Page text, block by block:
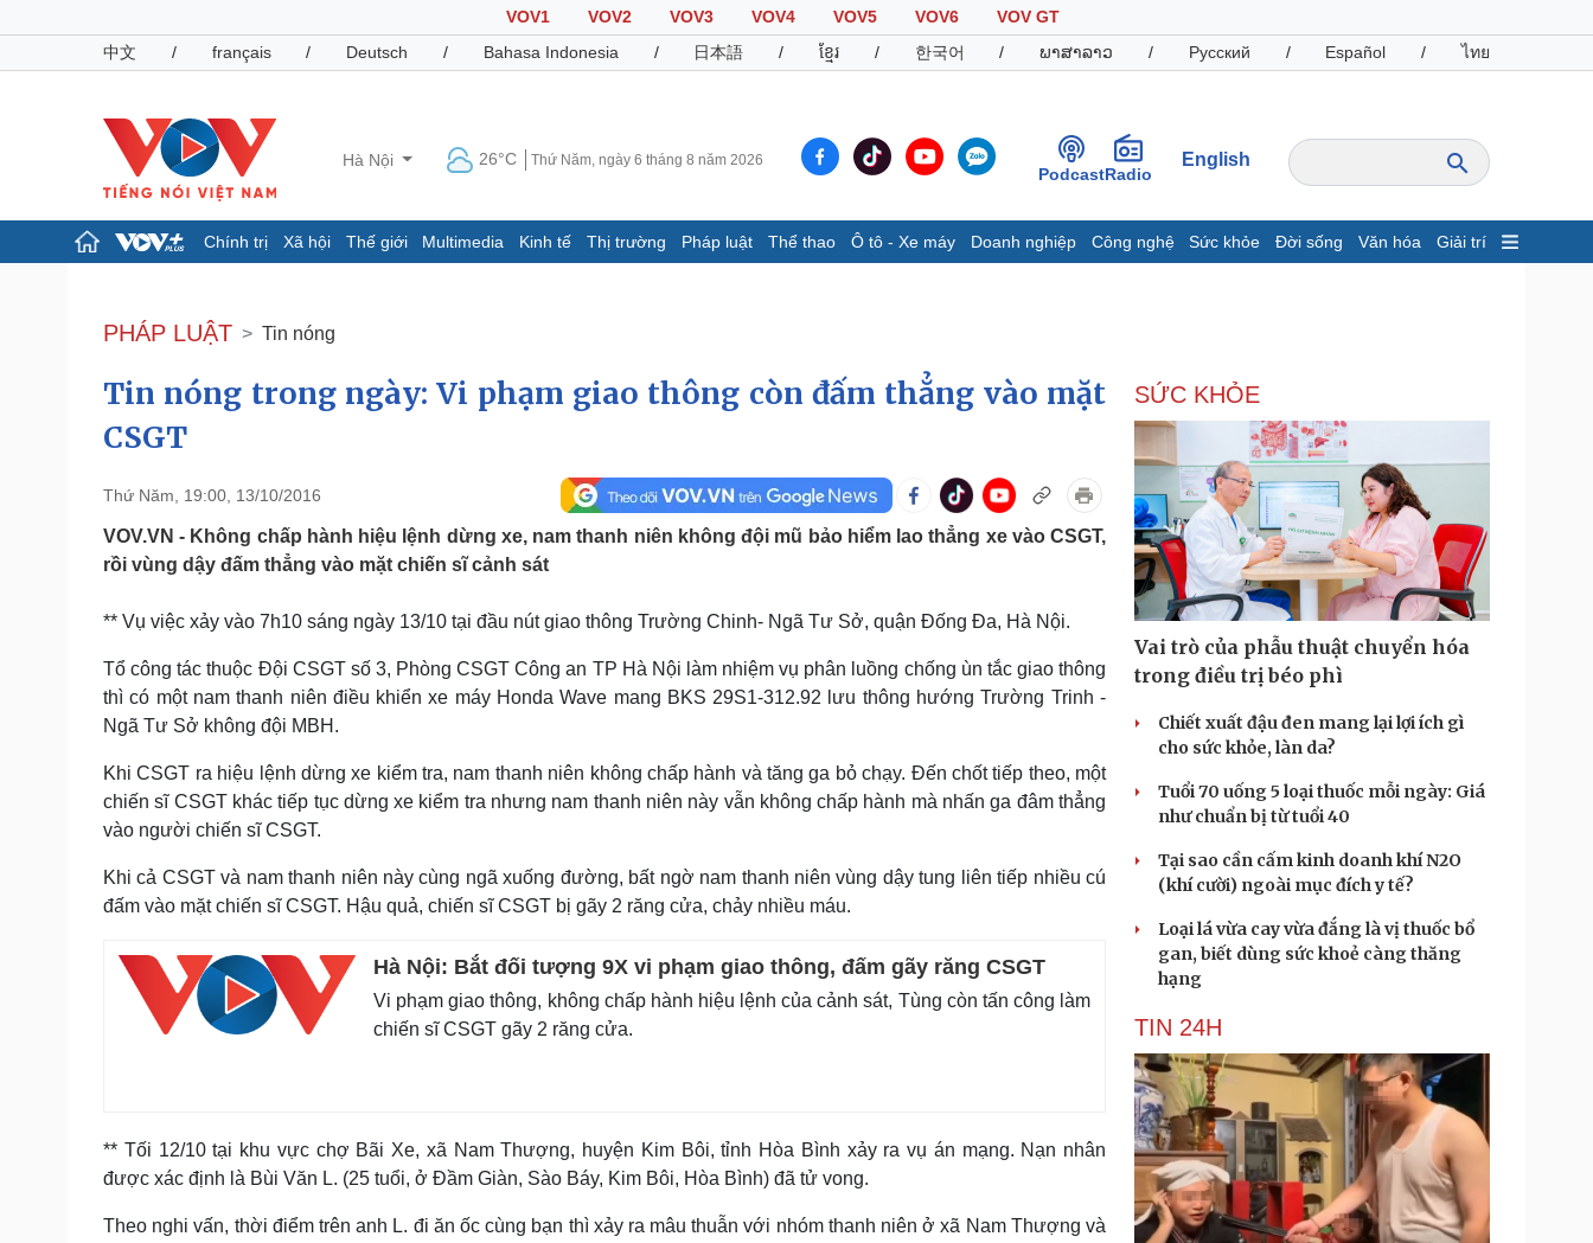
VOV1 VOV2 VOV3 VOV4 VOV5 VOV6
VOV GT
中文
/ français / Deutsch / Bahasa Indonesia / 日本語 / ខ្មែរ / 한국어 / ພາສາລາວ / Русский / Español / ไทย
Hà Nội 26°C Thứ Năm, ngày 6 tháng 8 năm 2026
PodcastRadio
English
Chính trị Xã hội Thế giới Multimedia Kinh tế Thị trường Pháp luật Thể thao Ô tô - Xe máy Doanh nghiệp Công nghệ Sức khỏe Đời sống Văn hóa Giải trí
Đảng
Tổ chức nhân sự
Nhận diện sự thật
Dấu ấn VOV
E-Magazine
Infographic
Giá cà phê
Pháp luật
Tin nóng
Tư vấn luật
Việt Nam
Phân tích
Thể thao
Bóng đá
Lịch thi đấu bóng đá
Hậu trường
Ô tô - Xe máy
Ô tô
Xe máy
Doanh nghiệp
Thông tin doanh nghiệp
Doanh nghiệp 24h
Doanh nhân
Vì cộng đồng
Công nghệ
Sành điệu
Tin Công nghệ
Trải nghiệm
Chuyển đổi số
Sức khỏe
Dinh dưỡng - món ngon
Cây thuốc
Sản phụ khoa
Nhi khoa
Nam khoa
Phòng mạch online
Ăn sạch sống khỏe
Đời sống
Nhà đẹp
Văn hóa
Sân khấu - Điện ảnh
Di sản
Giải trí
Nghệ sĩ
Du lịch
Tư vấn
Podcast
Câu chuyện thời sự
Đọc truyện đêm khuya
Cửa sổ tình yêu
Hạt giống tâm hồn
Cải chính
PHÁP LUẬT Tin nóng
Tin nóng trong ngày: Vi phạm giao thông còn đấm thẳng vào mặt
CSGT
Thứ Năm, 19:00, 13/10/2016
VOV.VN - Không chấp hành hiệu lệnh dừng xe, nam thanh niên không đội mũ bảo hiểm lao thẳng xe vào CSGT,
rồi vùng dậy đấm thẳng vào mặt chiến sĩ cảnh sát
** Vụ việc xảy vào 7h10 sáng ngày 13/10 tại đầu nút giao thông Trường Chinh- Ngã Tư Sở, quận Đống Đa, Hà Nội.
Tổ công tác thuộc Đội CSGT số 3, Phòng CSGT Công an TP Hà Nội làm nhiệm vụ phân luồng chống ùn tắc giao thông
thì có một nam thanh niên điều khiển xe máy Honda Wave mang BKS 29S1-312.92 lưu thông hướng Trường Trinh -
Ngã Tư Sở không đội MBH.
Khi CSGT ra hiệu lệnh dừng xe kiểm tra, nam thanh niên không chấp hành và tăng ga bỏ chạy. Đến chốt tiếp theo, một
chiến sĩ CSGT khác tiếp tục dừng xe kiểm tra nhưng nam thanh niên này vẫn không chấp hành mà nhấn ga đâm thẳng
vào người chiến sĩ CSGT.
Khi cả CSGT và nam thanh niên này cùng ngã xuống đường, bất ngờ nam thanh niên vùng dậy tung liên tiếp nhiều cú
đấm vào mặt chiến sĩ CSGT. Hậu quả, chiến sĩ CSGT bị gãy 2 răng cửa, chảy nhiều máu.
Hà Nội: Bắt đối tượng 9X vi phạm giao thông, đấm gãy răng CSGT
Vi phạm giao thông, không chấp hành hiệu lệnh của cảnh sát, Tùng còn tấn công làm
chiến sĩ CSGT gãy 2 răng cửa.
** Tối 12/10 tại khu vực chợ Bãi Xe, xã Nam Thượng, huyện Kim Bôi, tỉnh Hòa Bình xảy ra vụ án mạng. Nạn nhân
được xác định là Bùi Văn L. (25 tuổi, ở Đầm Giàn, Sào Báy, Kim Bôi, Hòa Bình) đã tử vong.
Theo nghi vấn, thời điểm trên anh L. đi ăn ốc cùng bạn thì xảy ra mâu thuẫn với nhóm thanh niên ở xã Nam Thượng và
SỨC KHỎE
Vai trò của phẫu thuật chuyển hóa
trong điều trị béo phì
Chiết xuất đậu đen mang lại lợi ích gì
cho sức khỏe, làn da?
Tuổi 70 uống 5 loại thuốc mỗi ngày: Giá
như chuẩn bị từ tuổi 40
Tại sao cần cấm kinh doanh khí N2O
(khí cười) ngoài mục đích y tế?
Loại lá vừa cay vừa đắng là vị thuốc bổ
gan, biết dùng sức khoẻ càng thăng
hạng
TIN 24H